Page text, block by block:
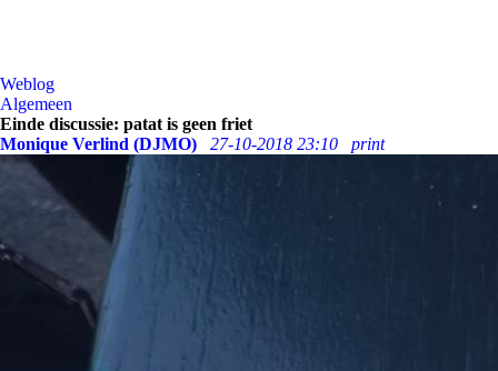
Weblog
Algemeen
Einde discussie: patat is geen friet
Monique Verlind (DJMO)
27-10-2018 23:10 print